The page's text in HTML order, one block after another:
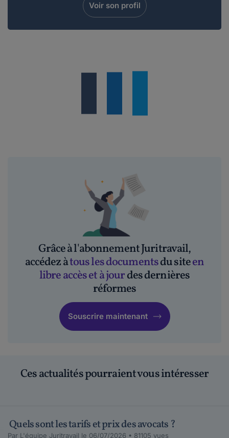
Voir son profil
Grâce à l'abonnement Juritravail,
accédez àtous les documentsdu siteen
libre accès et à jourdes dernières
réformes
Souscrire maintenant
Ces actualités pourraient vous intéresser
Quels sont les tarifs et prix des avocats ?
Par L'équipe Juritravail le 06/07/2026 • 81105 vues